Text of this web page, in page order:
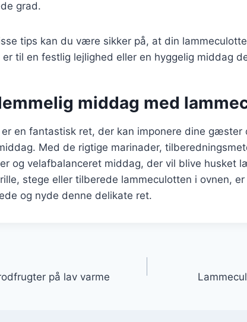
grad.
tips kan du være sikker på, at din
til en festlig lejlighed eller en hyggelig middag
middag med
en fantastisk ret, der kan imponere dine gæster
Med de rigtige marinader,
og velafbalanceret middag, der vil blive husket
stege eller tilberede lammeculotten i ovnen,
og nyde denne delikate ret.
på lav varme